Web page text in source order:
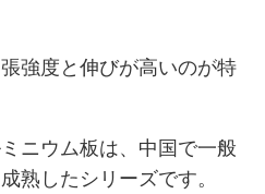
強度と伸びが高いのが特
ニウム板は、中国で一般
熟したシリーズです。